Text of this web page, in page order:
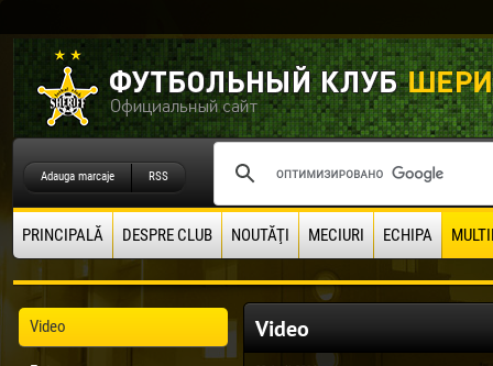
Adauga marcaje RSS
PRINCIPALĂ DESPRE CLUB NOUTĂŢI MECIURI ECHIPA
Video Video